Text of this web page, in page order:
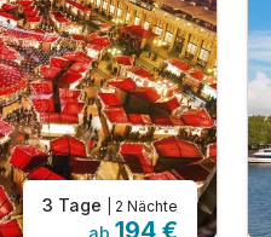
3 Tage | 2 Nächte
ab 194 €